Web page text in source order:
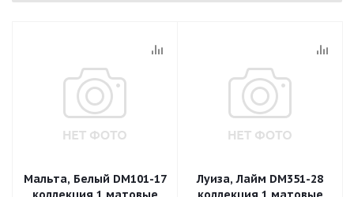
Мальта, Белый DM101-17
Луиза, Лайм DM351-28